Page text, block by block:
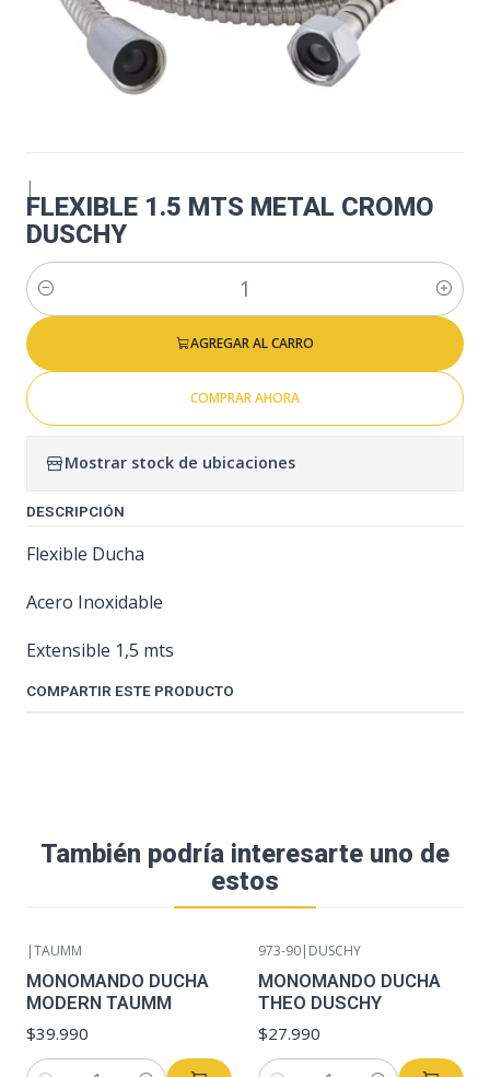
|
FLEXIBLE 1.5 MTS METAL CROMO
DUSCHY
Cantidad
AGREGAR AL CARRO
COMPRAR AHORA
Mostrar stock de ubicaciones
DESCRIPCIÓN
Flexible Ducha
Acero Inoxidable
Extensible 1,5 mts
COMPARTIR ESTE PRODUCTO
También podría interesarte uno de
estos
|TAUMM
MONOMANDO DUCHA
MODERN TAUMM
$39.990
973-90| DUSCHY
MONOMANDO DUCHA
THEO DUSCHY
$27.990